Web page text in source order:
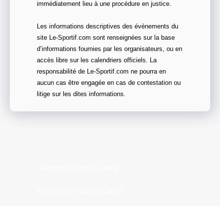
immédiatement lieu à une procédure en justice.
Les informations descriptives des évènements du
site Le-Sportif.com sont renseignées sur la base
d’informations fournies par les organisateurs, ou en
accès libre sur les calendriers officiels. La
responsabilité de Le-Sportif.com ne pourra en
aucun cas être engagée en cas de contestation ou
litige sur les dites informations.